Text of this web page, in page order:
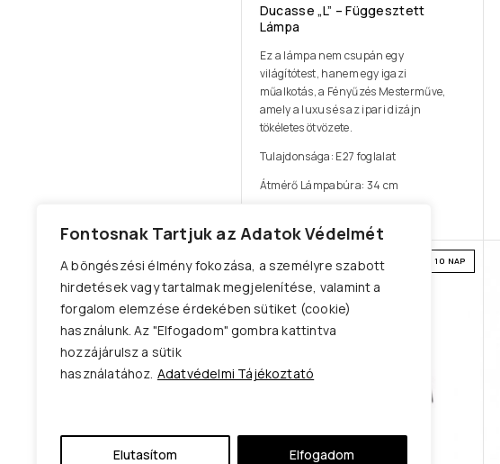
Fontosnak Tartjuk az Adatok Védelmét
A böngészési élmény fokozása, a személyre szabott
hirdetések vagy tartalmak megjelenítése, valamint a
forgalom elemzése érdekében sütiket (cookie)
használunk. Az "Elfogadom" gombra kattintva
hozzájárulsz a sütik
használatához. Adatvédelmi Tájékoztató
Elutasítom Elfogadom
Ducasse „L” – Függesztett
Lámpa
Ez a lámpa nem csupán egy
világítótest, hanem egy igazi
műalkotás, a Fényűzés Mesterműve,
amely a luxus és az ipari dizájn
tökéletes ötvözete.
Tulajdonsága: E27 foglalat
Átmérő Lámpabúra: 34 cm
VÁRHATÓ SZÁLLÍTÁSI IDŐ: 10 NAP